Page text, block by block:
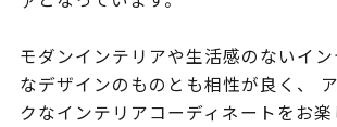
モダンインテリアや生活感のないイ
なデザインのものとも相性が良く、
クなインテリアコーディネートをお